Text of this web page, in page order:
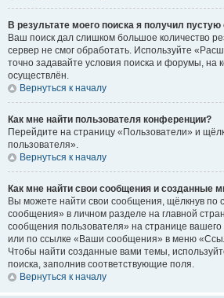
В результате моего поиска я получил пустую
Ваш поиск дал слишком большое количество
сервер не смог обработать. Используйте
точно задавайте условия поиска и форумы, на
осуществлён.
Вернуться к началу
Как мне найти пользователя конференции?
Перейдите на страницу «Пользователи» и
пользователя».
Вернуться к началу
Как мне найти свои сообщения и созданные
Вы можете найти свои сообщения, щёлкнув по
сообщения» в личном разделе на главной
сообщения пользователя» на странице
или по ссылке «Ваши сообщения» в меню
Чтобы найти созданные вами темы,
поиска, заполнив соответствующие поля.
Вернуться к началу